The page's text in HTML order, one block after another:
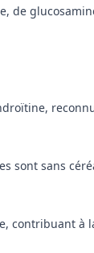
de
sont sans
contribuant